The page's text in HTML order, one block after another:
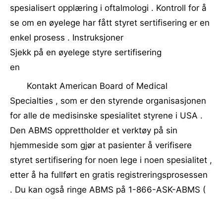
spesialisert opplæring i oftalmologi . Kontroll for å
se om en øyelege har fått styret sertifisering er en
enkel prosess . Instruksjoner
Sjekk på en øyelege styre sertifisering
en
Kontakt American Board of Medical
Specialties , som er den styrende organisasjonen
for alle de medisinske spesialitet styrene i USA .
Den ABMS opprettholder et verktøy på sin
hjemmeside som gjør at pasienter å verifisere
styret sertifisering for noen lege i noen spesialitet ,
etter å ha fullført en gratis registreringsprosessen
. Du kan også ringe ABMS på 1-866-ASK-ABMS (